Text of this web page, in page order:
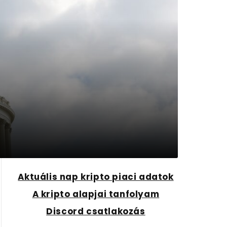
Aktuális nap kripto piaci adatok
A kripto alapjai tanfolyam
Discord csatlakozás